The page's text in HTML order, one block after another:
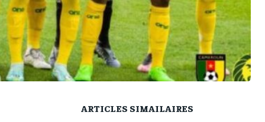
L’INTEGRAL
TOGOREGARD
LOMEBOUGEINFO
NOUVELLE D’AFRIQUE
228FOOT
L’INTEGRAL
TOGOREGARD
LOMEBOUGEINFO
NOUVELLE D’AFRIQUE
228FOOT
L’INTEGRAL
TOGOREGARD
LOMEBOUGEINFO
NOUVELLE D’AFRIQUE
228FOOT
L’INTEGRAL
TOGOREGARD
LOMEBOUGEINFO
NOUVELLE D’AFRIQUE
228FOOT
ARTICLES SIMAILAIRES